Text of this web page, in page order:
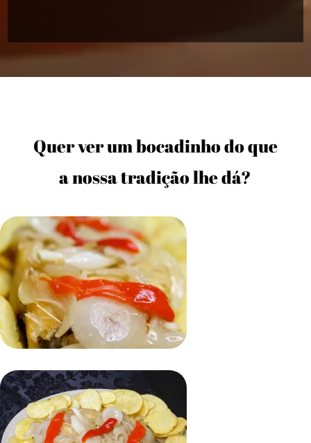
Quer ver um bocadinho do que
a nossa tradição lhe dá?